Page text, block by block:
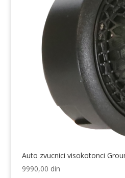
Auto zvucnici visokotonci
9990,00 din